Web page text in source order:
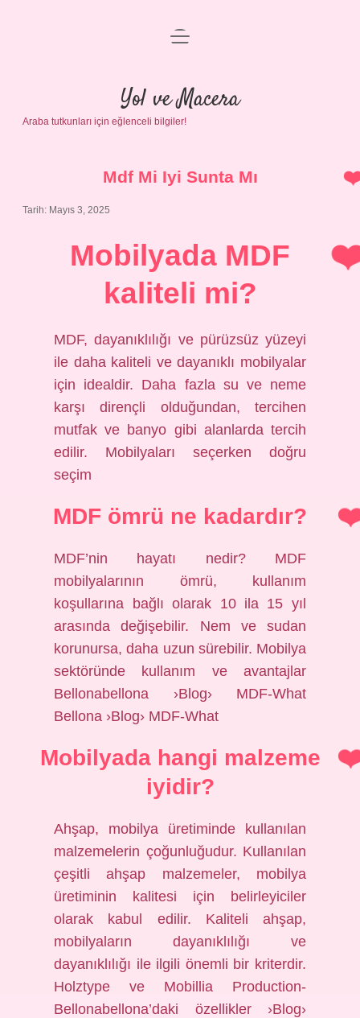
Anasayfa
Gizlilik Politikası
Yasal Uyarı
menüyü
Yol ve Macera
Araba tutkunları için eğlenceli bilgiler!
Mdf Mi Iyi Sunta Mı
Tarih: Mayıs 3, 2025
Mobilyada MDF
kaliteli mi?
MDF, dayanıklılığı ve pürüzsüz yüzeyi
ile daha kaliteli ve dayanıklı mobilyalar
için idealdir. Daha fazla su ve neme
karşı dirençli olduğundan, tercihen
mutfak ve banyo gibi alanlarda tercih
edilir. Mobilyaları seçerken doğru
seçim
MDF ömrü ne kadardır?
MDF’nin hayatı nedir? MDF
mobilyalarının ömrü, kullanım
koşullarına bağlı olarak 10 ila 15 yıl
arasında değişebilir. Nem ve sudan
korunursa, daha uzun sürebilir. Mobilya
sektöründe kullanım ve avantajlar
Bellonabellona ›Blog› MDF-What
Bellona ›Blog› MDF-What
Mobilyada hangi malzeme
iyidir?
Ahşap, mobilya üretiminde kullanılan
malzemelerin çoğunluğudur. Kullanılan
çeşitli ahşap malzemeler, mobilya
üretiminin kalitesi için belirleyiciler
olarak kabul edilir. Kaliteli ahşap,
mobilyaların dayanıklılığı ve
dayanıklılığı ile ilgili önemli bir kriterdir.
Holztype ve Mobillia Production-
Bellonabellona’daki özellikler ›Blog›